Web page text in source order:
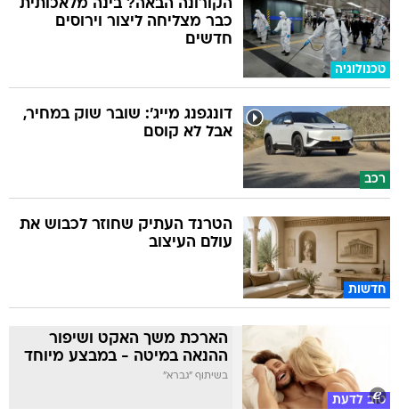
טכנולוגיה
הקורונה הבאה? בינה מלאכותית
כבר מצליחה ליצור וירוסים
חדשים
רכב
דונגפנג מייג': שובר שוק במחיר,
אבל לא קוסם
חדשות
הטרנד העתיק שחוזר לכבוש את
עולם העיצוב
טוב לדעת
הארכת משך האקט ושיפור
ההנאה במיטה - במבצע מיוחד
בשיתוף "גברא"